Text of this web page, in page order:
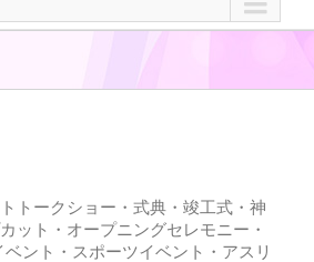
トークショー・式典・竣工式・神
ット・オープニングセレモニー・
ント・スポーツイベント・アスリ